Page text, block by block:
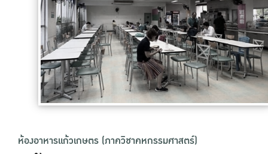
ห้องอาหารแก้วเกษตร (ภาควิชาคหกรรมศาสตร์)